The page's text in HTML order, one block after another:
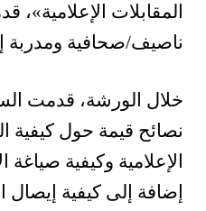
المقابلات الإعلامية»،
ناصيف/صحافية ومدربة
خلال الورشة، قدمت
نصائح قيمة حول كيفية
الإعلامية وكيفية صياغة
إضافة إلى كيفية إيصال